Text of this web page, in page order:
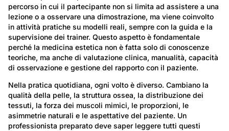
percorso in cui il partecipante non si limita ad assistere a una
lezione o a osservare una dimostrazione, ma viene coinvolto
in attività pratiche su modelli reali, sempre con la guida e la
supervisione dei trainer. Questo aspetto è fondamentale
perché la medicina estetica non è fatta solo di conoscenze
teoriche, ma anche di valutazione clinica, manualità, capacità
di osservazione e gestione del rapporto con il paziente.
Nella pratica quotidiana, ogni volto è diverso. Cambiano la
qualità della pelle, la struttura ossea, la distribuzione dei
tessuti, la forza dei muscoli mimici, le proporzioni, le
asimmetrie naturali e le aspettative del paziente. Un
professionista preparato deve saper leggere tutti questi